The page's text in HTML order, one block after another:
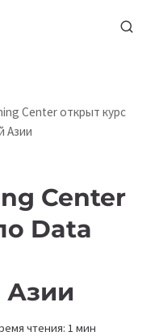
Center открыт курс
Азии
Center
Data
Азии
чтения: 1 мин